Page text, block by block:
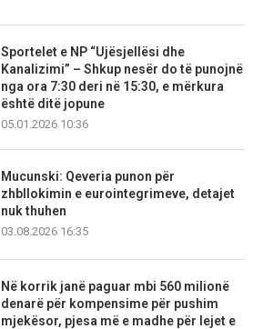
Sportelet e NP “Ujësjellësi dhe
Kanalizimi” – Shkup nesër do të punojnë
nga ora 7:30 deri në 15:30, e mërkura
është ditë jopune
05.01.2026 10:36
Mucunski: Qeveria punon për
zhbllokimin e eurointegrimeve, detajet
nuk thuhen
03.08.2026 16:35
Në korrik janë paguar mbi 560 milionë
denarë për kompensime për pushim
mjekësor, pjesa më e madhe për lejet e